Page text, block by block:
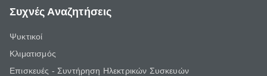
Συχνές Αναζητήσεις
Ψυκτικοί
Κλιματισμός
Επισκευές - Συντήρηση Ηλεκτρικών Συσκευών